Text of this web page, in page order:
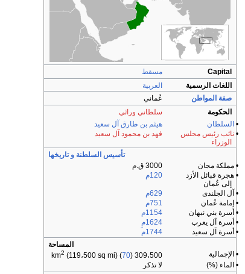
Capital
مسقط
اللغات الرسمية
العربية
صفة المواطن
عُماني
الحكومة
سلطاني وراثي
• السلطان
هيثم بن طارق آل سعيد
•نائب رئيس مجلس
الوزراء
فهد بن محمود آل سعيد
تأسيس السلطنة و تاريخها
• مملكة مجان
3000 ق.م
• هجرة قبائل الأزد
إلى عُمان
120م
• آل الجلندى
629م
• إمامة عُمان
751م
• أسرة بني نبهان
1154م
• أسرة آل يعرب
1624مِ
• أسرة آل سعيد
1744م
المساحة
• الإجمالية
309،500 km 2 (119،500 sq mi) (70)
• الماء (%)
لا تذكر